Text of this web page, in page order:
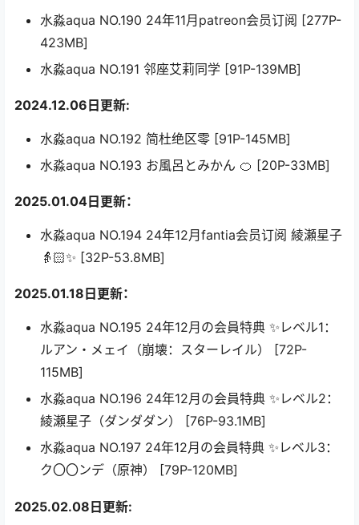
水淼aqua NO.190 24年11月patreon会员订阅 [277P-
423MB]
水淼aqua NO.191 邻座艾莉同学 [91P-139MB]
2024.12.06日更新:
水淼aqua NO.192 简杜绝区零 [91P-145MB]
水淼aqua NO.193 お風呂とみかん 🍊 [20P-33MB]
2025.01.04日更新：
水淼aqua NO.194 24年12月fantia会员订阅 綾瀬星子
👵🏻✨ [32P-53.8MB]
2025.01.18日更新：
水淼aqua NO.195 24年12月の会員特典 ✨レベル1：
ルアン・メェイ（崩壊：スターレイル） [72P-
115MB]
水淼aqua NO.196 24年12月の会員特典 ✨レベル2：
綾瀬星子（ダンダダン） [76P-93.1MB]
水淼aqua NO.197 24年12月の会員特典 ✨レベル3：
ク〇〇ンデ（原神） [79P-120MB]
2025.02.08日更新: